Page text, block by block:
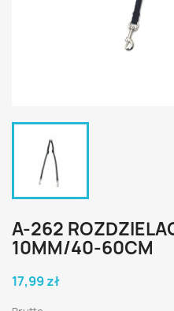
A-262
10MM/40-60CM
17,99 zł